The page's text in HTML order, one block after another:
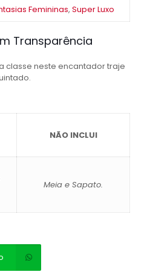
Femininas, Super Luxo
Transparência
classe neste encantador traje
NÃO INCLUI
Meia e Sapato.